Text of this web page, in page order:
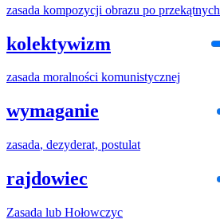
zasada kompozycji obrazu po przekątnych
kolektywizm
zasada moralności komunistycznej
wymaganie
zasada, dezyderat, postulat
rajdowiec
Zasada lub Hołowczyc